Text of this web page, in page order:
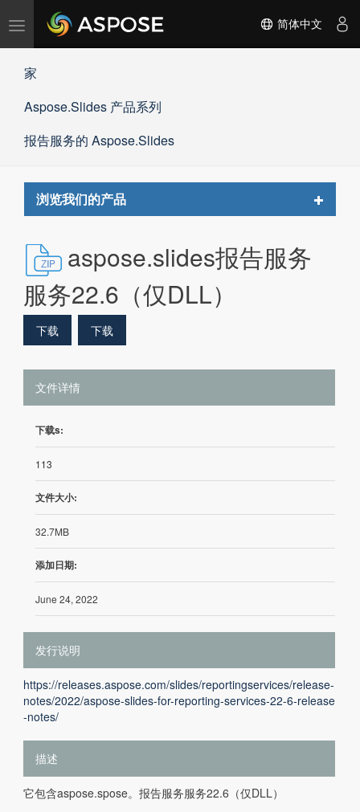
切
航
简体中文
家
Aspose.Slides 产品系列
报告服务的 Aspose.Slides
浏览我们的产品
Toggle
aspose.slides报告服务
服务22.6（仅DLL）
下载 下载
文件详情
下载s:
113
文件大小:
32.7MB
添加日期:
June 24, 2022
发行说明
https://releases.aspose.com/slides/reportingservices/release-
notes/2022/aspose-slides-for-reporting-services-22-6-release
-notes/
描述
它包含aspose.spose。报告服务服务22.6（仅DLL）